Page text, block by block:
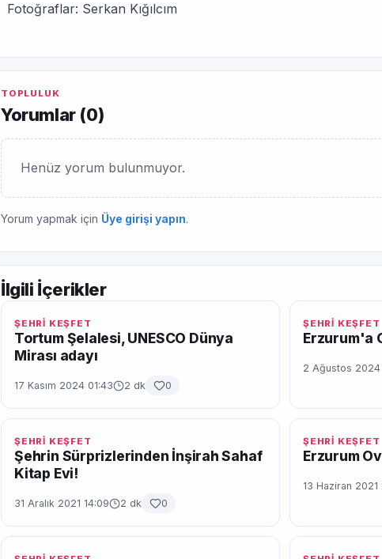
Fotoğraflar: Serkan Kığılcım
TOPLULUK
Yorumlar (0)
Henüz yorum bulunmuyor.
Yorum yapmak için Üye girişi yapın.
İlgili İçerikler
ŞEHRİ KEŞFET
Tortum Şelalesi, UNESCO Dünya
Mirası adayı
17 Kasım 2024 01:43 2 dk 0
ŞEHRİ KEŞFET
Erzurum'a
2 Ağustos 2024
ŞEHRİ KEŞFET
Şehrin Sürprizlerinden İnşirah Sahaf
Kitap Evi!
31 Aralık 2021 14:09 2 dk 0
ŞEHRİ KEŞFET
Erzurum
13 Haziran 2021